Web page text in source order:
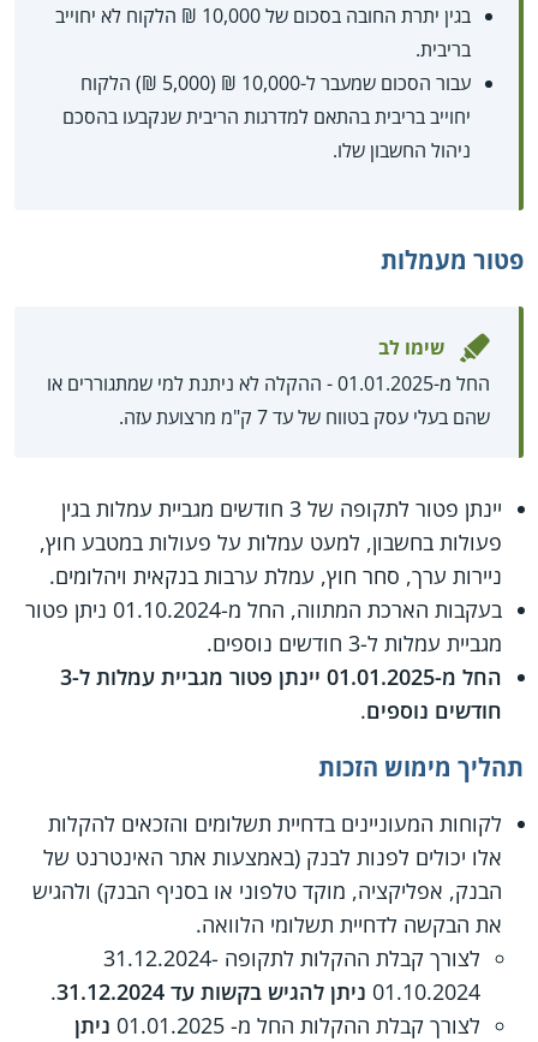
בגין יתרת החובה בסכום של 10,000 ₪ הלקוח לא יחוייב
בריבית.
עבור הסכום שמעבר ל-10,000 ₪ (5,000 ₪) הלקוח
יחוייב בריבית בהתאם למדרגות הריבית שנקבעו בהסכם
ניהול החשבון שלו.
פטור מעמלות
שימו לב
החל מ-01.01.2025 - ההקלה לא ניתנת למי שמתגוררים או
שהם בעלי עסק בטווח של עד 7 ק"מ מרצועת עזה.
יינתן פטור לתקופה של 3 חודשים מגביית עמלות בגין
פעולות בחשבון, למעט עמלות על פעולות במטבע חוץ,
ניירות ערך, סחר חוץ, עמלת ערבות בנקאית ויהלומים.
בעקבות הארכת המתווה, החל מ-01.10.2024 ניתן פטור
מגביית עמלות ל-3 חודשים נוספים.
החל מ-01.01.2025 יינתן פטור מגביית עמלות ל-3
חודשים נוספים.
תהליך מימוש הזכות
לקוחות המעוניינים בדחיית תשלומים והזכאים להקלות
אלו יכולים לפנות לבנק (באמצעות אתר האינטרנט של
הבנק, אפליקציה, מוקד טלפוני או בסניף הבנק) ולהגיש
את הבקשה לדחיית תשלומי הלוואה.
לצורך קבלת ההקלות לתקופה 31.12.2024-
01.10.2024 ניתן להגיש בקשות עד 31.12.2024
.
לצורך קבלת ההקלות החל מ- 01.01.2025
ניתן